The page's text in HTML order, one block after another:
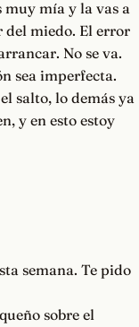
muy mía y la vas a
del miedo. El error
No se va.
sea imperfecta.
salto, lo demás ya
y en esto estoy
semana. Te pido
sobre el